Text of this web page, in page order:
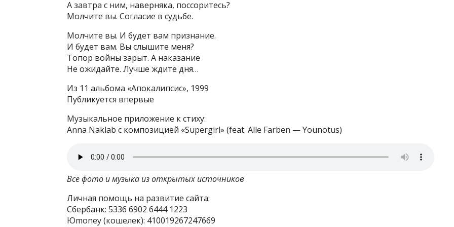
А завтра с ним, наверняка, поссоритесь?
Молчите вы. Согласие в судьбе.
Молчите вы. И будет вам признание.
И будет вам. Вы слышите меня?
Топор войны зарыт. А наказание
Не ожидайте. Лучше ждите дня…
Из 11 альбома «Апокалипсис», 1999
Публикуется впервые
Музыкальное приложение к стиху:
Anna Naklab с композицией «Supergirl» (feat. Alle Farben — Younotus)
Все фото и музыка из открытых источников
Личная помощь на развитие сайта:
Сбербанк: 5336 6902 6444 1223
Юmoney (кошелек): 410019267247669